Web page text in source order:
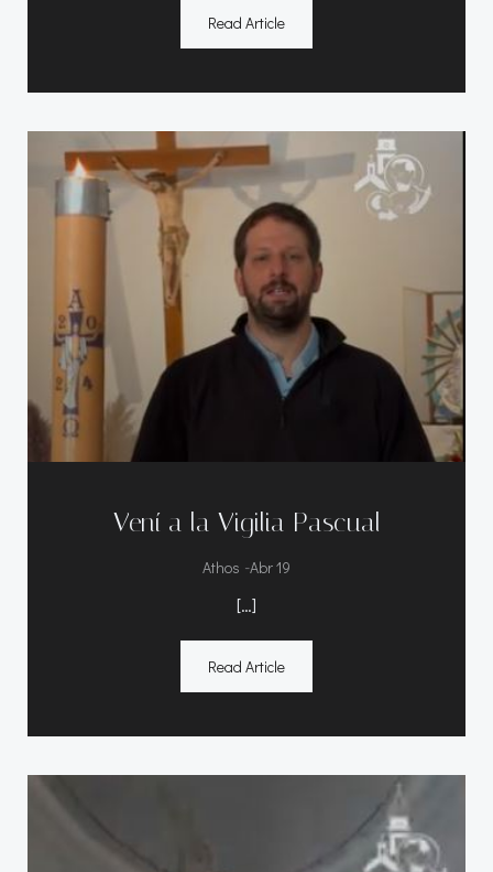
Read Article
Vení a la Vigilia Pascual
Athos -Abr 19
[…]
Read Article